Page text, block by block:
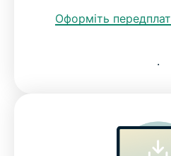
Оформіть
.